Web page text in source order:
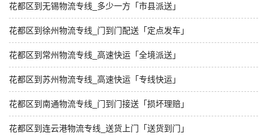
花都区到无锡物流专线_多少一方「市县派送」
花都区到徐州物流专线_门到门配送「定点发车」
花都区到常州物流专线_高速快运「全境派送」
花都区到苏州物流专线_高速快运「专线快运」
花都区到南通物流专线_门到门接送「损坏理赔」
花都区到连云港物流专线_送货上门「送货到门」